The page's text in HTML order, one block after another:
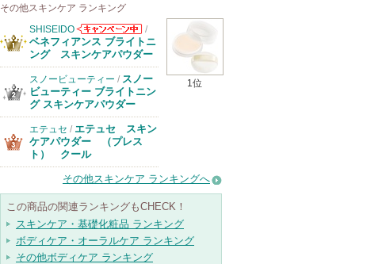
その他スキンケア ランキング
1位
SHISEIDO
SHISEIDOから
のお知らせがあ
/
ベネフィアンス ブライトニ
ング スキンケアパウダー
スノービューティー / スノー
ビューティー ブライトニン
グ スキンケアパウダー
エテュセ / エテュセ スキン
ケアパウダー （プレス
ト） クール
その他スキンケア ランキングへ
この商品の関連ランキングもCHECK！
スキンケア・基礎化粧品 ランキング
ボディケア・オーラルケア ランキング
その他ボディケア ランキング